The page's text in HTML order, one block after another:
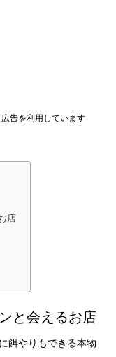
告を利用しています
店
と会えるお店
餌やりもできる本物